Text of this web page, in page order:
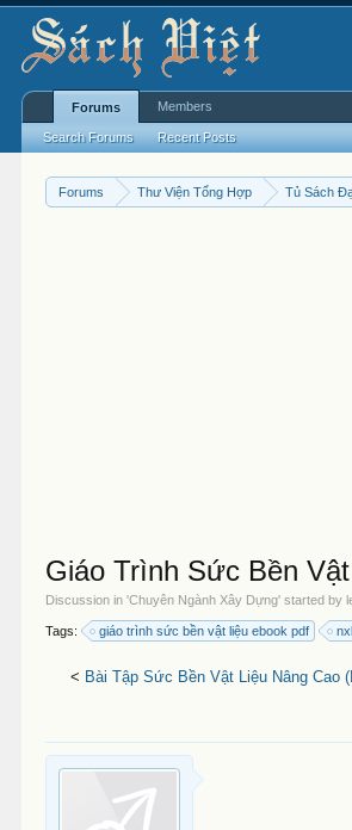
Forums Thư Viện Tổng Hợp Tủ Sách
Giáo Trình Sức Bền
Discussion in 'Chuyên Ngành Xây Dựng' started by
Tags: giáo trình sức bền vật liệu ebook pdf
< Bài Tập Sức Bền Vật Liệu Nâng Cao
Forums
Search Forums Recent Posts
Members